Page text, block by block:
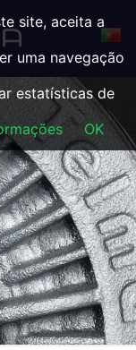
site, aceita a
uma navegação
estatísticas de
OK